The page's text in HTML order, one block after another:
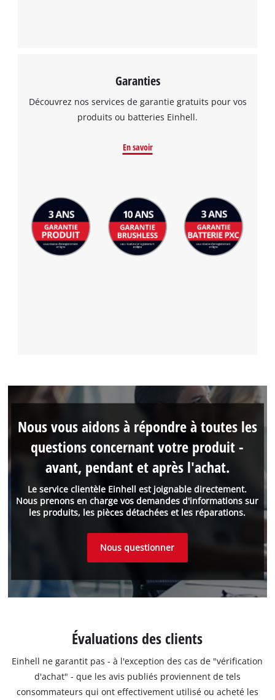
Garanties
Découvrez nos services de garantie gratuits pour vos
produits ou batteries Einhell.
En savoir
Le service clientèle Einhell est joignable directement.
Nous prenons en charge vos demandes d'informations sur
les produits, les pièces détachées et les réparations.
Nous vous aidons à répondre à toutes les
questions concernant votre produit -
avant, pendant et après l'achat.
Nous questionner
Évaluations des clients
Einhell ne garantit pas - à l'exception des cas de "vérification
d'achat" - que les avis publiés proviennent de tels
consommateurs qui ont effectivement utilisé ou acheté les